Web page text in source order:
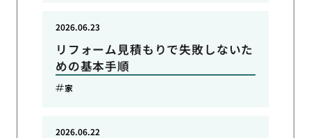
リフォーム見積もりで失敗しないた
めの基本手順
2026.06.23
家
2026.06.22